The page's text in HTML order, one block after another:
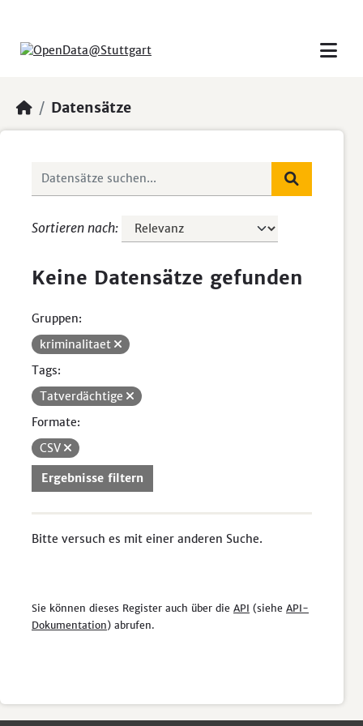
Datensätze
Sortieren nach
Keine Datensätze gefunden
Gruppen:
kriminalitaet
Tags:
Tatverdächtige
Formate:
CSV
Ergebnisse filtern
Bitte versuch es mit einer anderen Suche.
Sie können dieses Register auch über die API (siehe API-
Dokumentation) abrufen.